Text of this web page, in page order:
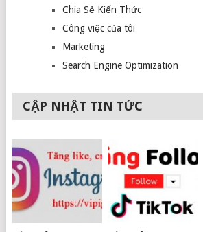
Chia Sẻ Kiến Thức
Công việc của tôi
Marketing
Search Engine Optimization
CẬP NHẬT TIN TỨC